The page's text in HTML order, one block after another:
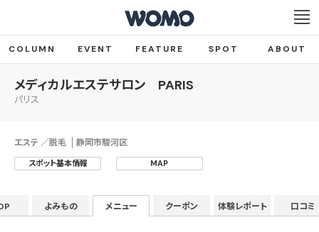
COLUMN EVENT FEATURE SPOT ABOUT
メディカルエステサロン PARIS
パリス
エステ ／脱毛 静岡市駿河区
スポット基本情報 MAP
よみもの メニュー クーポン 体験レポート 口コミ